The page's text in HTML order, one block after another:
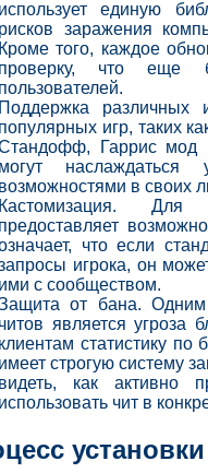
использует единую
рисков заражения
Кроме того, каждое
проверку, что еще
пользователей.
Поддержка различных
популярных игр, таких
Гаррис мод
могут
возможностями в своих
Кастомизация. Для
предоставляет
что если
игрока, он
ими с сообществом.
от бана. Одним
читов является угроза
клиентам статистику
имеет строгую систему
видеть, как активно
использовать чит в
установки